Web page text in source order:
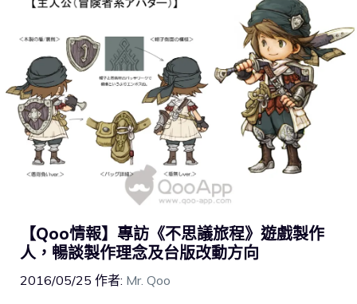
【Qoo情報】專訪《不思議旅程》遊戲製作
人，暢談製作理念及台版改動方向
2016/05/25 作者: Mr. Qoo